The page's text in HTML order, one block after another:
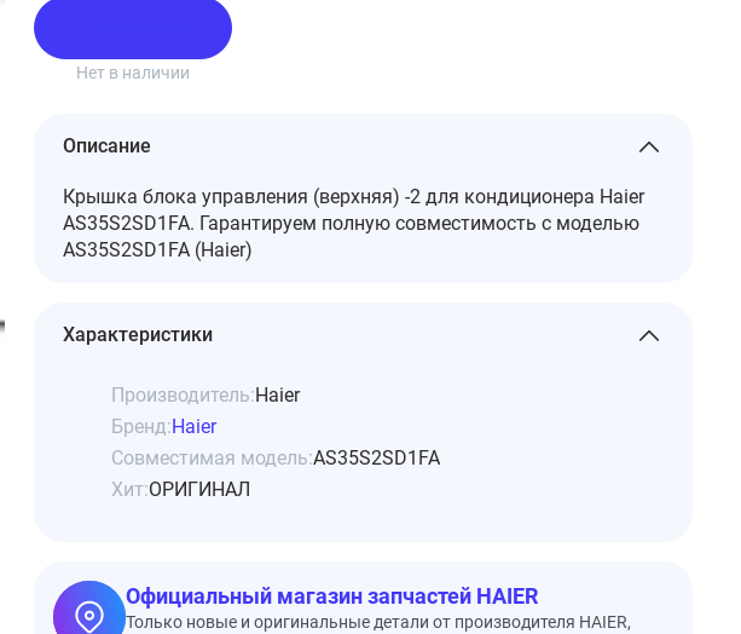
Нет в наличии
Описание
Крышка блока управления (верхняя) -2 для кондиционера Haier
AS35S2SD1FA. Гарантируем полную совместимость с моделью
AS35S2SD1FA (Haier)
Характеристики
Производитель:Haier
Бренд:Haier
Совместимая модель:AS35S2SD1FA
Хит:ОРИГИНАЛ
Официальный магазин запчастей HAIER
Только новые и оригинальные детали от производителя HAIER,